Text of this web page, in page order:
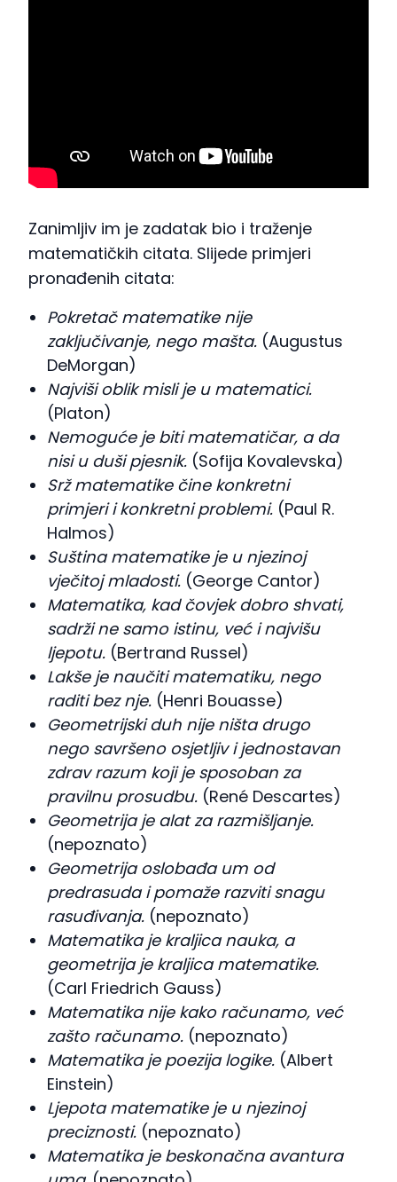
Zanimljiv im je zadatak bio i traženje
matematičkih citata. Slijede primjeri
pronađenih citata:
Pokretač matematike nije
zaključivanje, nego mašta.(Augustus
DeMorgan)
Najviši oblik misli je u matematici.
(Platon)
Nemoguće je biti matematičar, a da
nisi u duši pjesnik.(Sofija Kovalevska)
Srž matematike čine konkretni
primjeri i konkretni problemi.(Paul R.
Halmos)
Suština matematike je u njezinoj
vječitoj mladosti.(George Cantor)
Matematika, kad čovjek dobro shvati,
sadrži ne samo istinu, već i najvišu
ljepotu.(Bertrand Russel)
Lakše je naučiti matematiku, nego
raditi bez nje.(Henri Bouasse)
Geometrijski duh nije ništa drugo
nego savršeno osjetljiv i jednostavan
zdrav razum koji je sposoban za
pravilnu prosudbu.(René Descartes)
Geometrija je alat za razmišljanje.
(nepoznato)
Geometrija oslobađa um od
predrasuda i pomaže razviti snagu
rasuđivanja.(nepoznato)
Matematika je kraljica nauka, a
geometrija je kraljica matematike.
(Carl Friedrich Gauss)
Matematika nije kako računamo, već
zašto računamo.(nepoznato)
Matematika je poezija logike.(Albert
Einstein)
Ljepota matematike je u njezinoj
preciznosti.(nepoznato)
Matematika je beskonačna avantura